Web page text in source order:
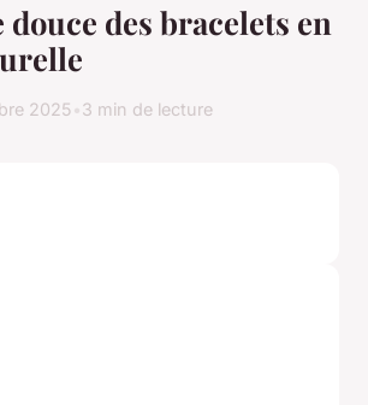
douce des bracelets en
2025 3 min de lecture